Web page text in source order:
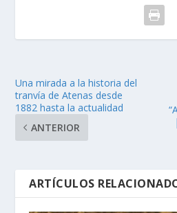
Una mirada a la historia del
tranvía de Atenas desde
1882 hasta la actualidad
ANTERIOR
ARTÍCULOS